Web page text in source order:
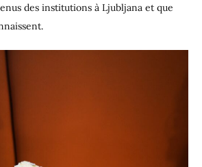
des institutions à Ljubljana et que